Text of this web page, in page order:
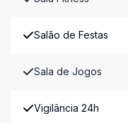
Salão de Festas
Sala de Jogos
Vigilância 24h